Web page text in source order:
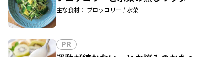
主な食材： ブロッコリー / 水菜
PR